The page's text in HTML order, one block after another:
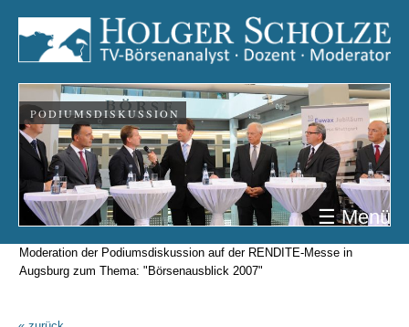
PODIUMSDISKUSSION
☰ Menü
Moderation der Podiumsdiskussion auf der RENDITE-Messe in
Augsburg zum Thema: "Börsenausblick 2007"